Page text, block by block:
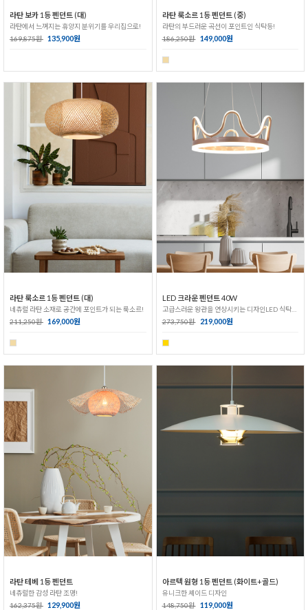
라탄 보카 1등 펜던트 (대)
라탄에서 느껴지는 휴양지 분위기를 우리집으로!
169,875원 135,900원
라탄 룩소르 1등 펜던트 (중)
라탄의 부드러운 곡선이 포인트인 식탁등!
186,250원 149,000원
라탄 룩소르 1등 펜던트 (대)
네츄럴 라탄 소재로 공간에 포인트가 되는 룩소르!
211,250원 169,000원
LED 크라운 펜던트 40W
고급스러운 왕관을 연상시키는 디자인LED 식탁등!
273,750원
219,000원
라탄 테베 1등 펜던트
네츄럴한 감성 라탄 조명!
162,375원 129,900원
아르텍 원형 1등 펜던트 (화이트+골드)
유니크한 셰이드 디자인
148,750원 119,000원